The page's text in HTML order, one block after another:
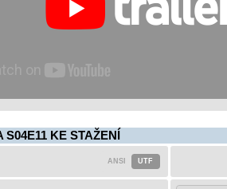
KE STAŽENÍ